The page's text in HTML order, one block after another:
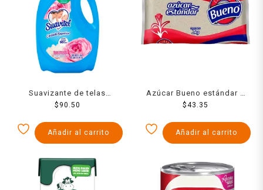
Suavizante de telas
Suavitel cuidado superior
$ 90.50
Añadir al carrito
Azúcar Bueno estándar 2
Kg
$43.35
Añadir al carrito